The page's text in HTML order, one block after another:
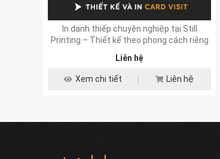
In danh thiếp chuyên nghiệp tại Still
Printing – Thiết kế theo phong cách riêng
Liên hệ
Xem chi tiết Liên hệ